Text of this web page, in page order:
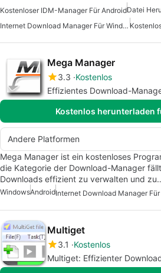
Kostenloser IDM-Manager Für AndroidDatei
Internet Download Manager Für Windows 7
Mega Manager
3.3 Kostenlos
Effizientes Download-
Kostenlos herunterladen
Andere Platformen
Mega Manager ist ein kostenloses
die Kategorie der Download-Manager
Downloads effizient zu verwalten und
WindowsAndroid
Multiget
3.1
Kostenlos
Multiget: Effizienter